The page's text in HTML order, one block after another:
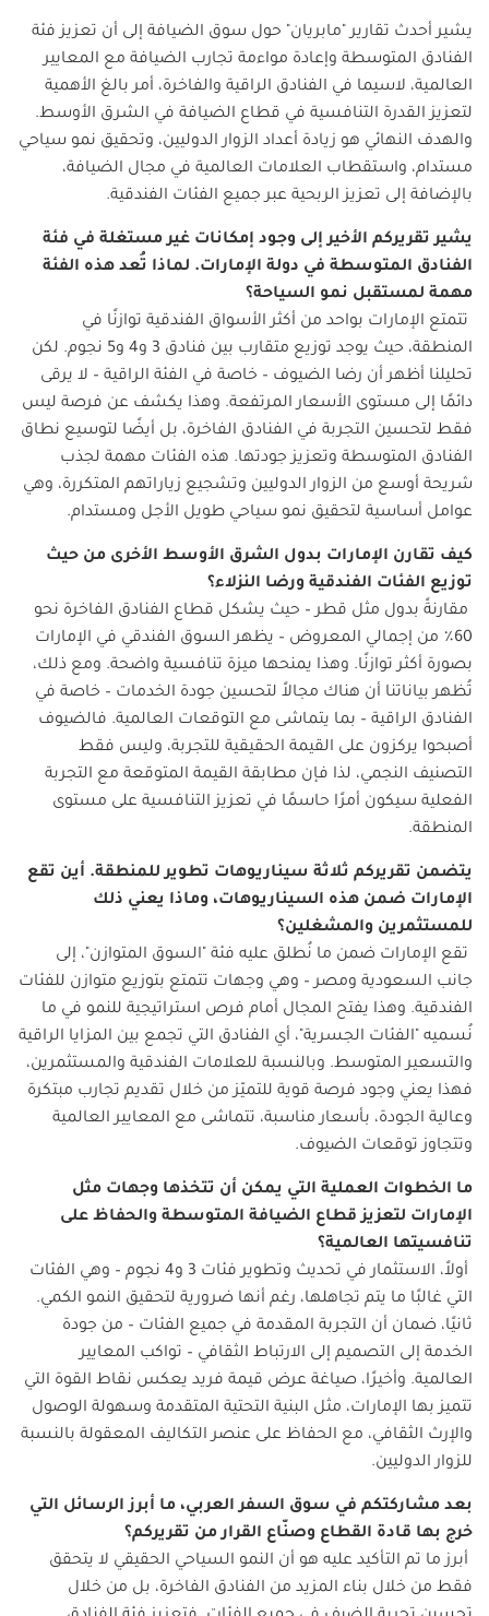
يشير أحدث تقارير "مابريان" حول سوق الضيافة إلى أن تعزيز فئة
الفنادق المتوسطة وإعادة مواءمة تجارب الضيافة مع المعايير
العالمية، لاسيما في الفنادق الراقية والفاخرة، أمر بالغ الأهمية
لتعزيز القدرة التنافسية في قطاع الضيافة في الشرق الأوسط.
والهدف النهائي هو زيادة أعداد الزوار الدوليين، وتحقيق نمو سياحي
مستدام، واستقطاب العلامات العالمية في مجال الضيافة،
بالإضافة إلى تعزيز الربحية عبر جميع الفئات الفندقية.
يشير تقريركم الأخير إلى وجود إمكانات غير مستغلة في فئة
الفنادق المتوسطة في دولة الإمارات. لماذا تُعد هذه الفئة
مهمة لمستقبل نمو السياحة؟
تتمتع الإمارات بواحد من أكثر الأسواق الفندقية توازنًا في
المنطقة، حيث يوجد توزيع متقارب بين فنادق 3 و4 و5 نجوم. لكن
تحليلنا أظهر أن رضا الضيوف – خاصة في الفئة الراقية – لا يرقى
دائمًا إلى مستوى الأسعار المرتفعة. وهذا يكشف عن فرصة ليس
فقط لتحسين التجربة في الفنادق الفاخرة، بل أيضًا لتوسيع نطاق
الفنادق المتوسطة وتعزيز جودتها. هذه الفئات مهمة لجذب
شريحة أوسع من الزوار الدوليين وتشجيع زياراتهم المتكررة، وهي
عوامل أساسية لتحقيق نمو سياحي طويل الأجل ومستدام.
كيف تقارن الإمارات بدول الشرق الأوسط الأخرى من حيث
توزيع الفئات الفندقية ورضا النزلاء؟
مقارنةً بدول مثل قطر – حيث يشكل قطاع الفنادق الفاخرة نحو
60٪ من إجمالي المعروض – يظهر السوق الفندقي في الإمارات
بصورة أكثر توازنًا. وهذا يمنحها ميزة تنافسية واضحة. ومع ذلك،
تُظهر بياناتنا أن هناك مجالاً لتحسين جودة الخدمات – خاصة في
الفنادق الراقية – بما يتماشى مع التوقعات العالمية. فالضيوف
أصبحوا يركزون على القيمة الحقيقية للتجربة، وليس فقط
التصنيف النجمي، لذا فإن مطابقة القيمة المتوقعة مع التجربة
الفعلية سيكون أمرًا حاسمًا في تعزيز التنافسية على مستوى
المنطقة.
يتضمن تقريركم ثلاثة سيناريوهات تطوير للمنطقة. أين تقع
الإمارات ضمن هذه السيناريوهات، وماذا يعني ذلك
للمستثمرين والمشغلين؟
تقع الإمارات ضمن ما نُطلق عليه فئة "السوق المتوازن"، إلى
جانب السعودية ومصر – وهي وجهات تتمتع بتوزيع متوازن للفئات
الفندقية. وهذا يفتح المجال أمام فرص استراتيجية للنمو في ما
نُسميه "الفئات الجسرية"، أي الفنادق التي تجمع بين المزايا الراقية
والتسعير المتوسط. وبالنسبة للعلامات الفندقية والمستثمرين،
فهذا يعني وجود فرصة قوية للتميّز من خلال تقديم تجارب مبتكرة
وعالية الجودة، بأسعار مناسبة، تتماشى مع المعايير العالمية
وتتجاوز توقعات الضيوف.
ما الخطوات العملية التي يمكن أن تتخذها وجهات مثل
الإمارات لتعزيز قطاع الضيافة المتوسطة والحفاظ على
تنافسيتها العالمية؟
أولاً، الاستثمار في تحديث وتطوير فئات 3 و4 نجوم – وهي الفئات
التي غالبًا ما يتم تجاهلها، رغم أنها ضرورية لتحقيق النمو الكمي.
ثانيًا، ضمان أن التجربة المقدمة في جميع الفئات – من جودة
الخدمة إلى التصميم إلى الارتباط الثقافي – تواكب المعايير
العالمية. وأخيرًا، صياغة عرض قيمة فريد يعكس نقاط القوة التي
تتميز بها الإمارات، مثل البنية التحتية المتقدمة وسهولة الوصول
والإرث الثقافي، مع الحفاظ على عنصر التكاليف المعقولة بالنسبة
للزوار الدوليين.
بعد مشاركتكم في سوق السفر العربي، ما أبرز الرسائل التي
خرج بها قادة القطاع وصنّاع القرار من تقريركم؟
أبرز ما تم التأكيد عليه هو أن النمو السياحي الحقيقي لا يتحقق
فقط من خلال بناء المزيد من الفنادق الفاخرة، بل من خلال